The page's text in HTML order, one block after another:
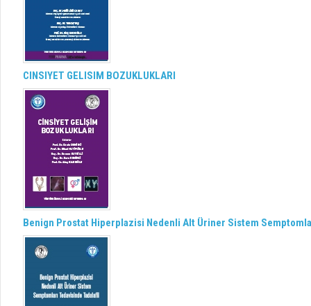
CINSIYET GELISIM BOZUKLUKLARI
Benign Prostat Hiperplazisi Nedenli Alt Üriner Sistem